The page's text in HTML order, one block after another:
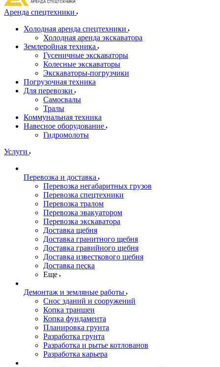
Аренда спецтехники
Холодная аренда спецтехники
Холодная аренда экскаватора
Землеройная техника
Гусеничные экскаваторы
Колесные экскаваторы
Экскаваторы-погрузчики
Погрузочная техника
Для перевозки
Самосвалы
Тралы
Коммунальная техника
Навесное оборудование
Гидромолоты
Услуги
Перевозка и доставка
Перевозка негабаритных грузов
Перевозка спецтехники
Перевозка тралом
Перевозка эвакуатором
Перевозка экскаватора
Доставка щебня
Доставка гранитного щебня
Доставка гравийного щебня
Доставка известкового щебня
Доставка песка
Еще
Демонтаж и земляные работы
Снос зданий и сооружений
Копка траншеи
Копка фундамента
Планировка грунта
Разработка грунта
Разработка и рытье котлованов
Разработка карьера